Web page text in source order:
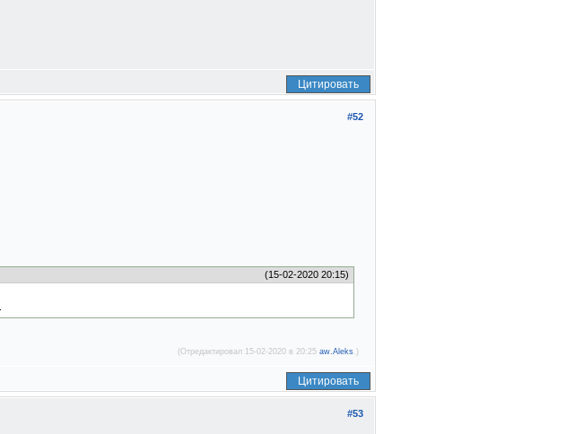
Цитировать
#52
(15-02-2020 20:15)
(Отредактировал 15-02-2020 в 20:25 aw.Aleks.)
Цитировать
#53